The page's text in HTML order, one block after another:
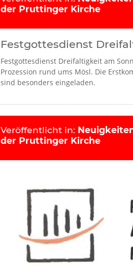
der Pruttinger Kirche
Festgottesdienst
Festgottesdienst Dreifaltigkeit am
Prozession rund ums Mösl. Die
sind besonders eingeladen.
Veröffentlicht in:
der Pruttinger Kirche